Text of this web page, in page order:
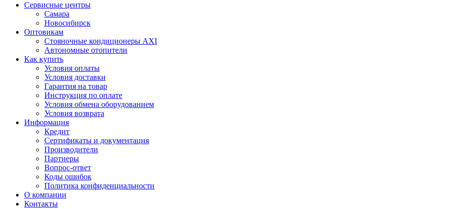
Сервисные центры
Самара
Новосибирск
Оптовикам
Стояночные кондиционеры AXI
Автономные отопители
Как купить
Условия оплаты
Условия доставки
Гарантия на товар
Инструкция по оплате
Условия обмена оборудованием
Условия возврата
Информация
Кредит
Сертификаты и документация
Производители
Партнеры
Вопрос-ответ
Коды ошибок
Политика конфиденциальности
О компании
Контакты